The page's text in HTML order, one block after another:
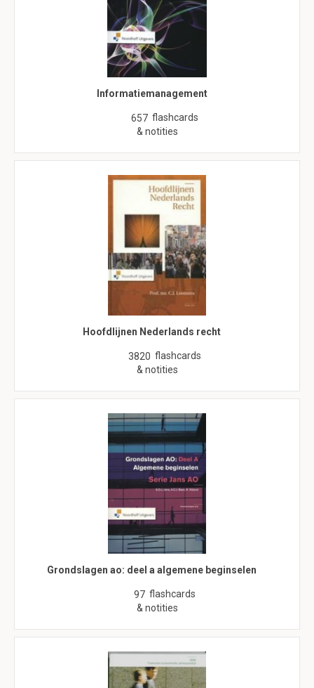
Informatiemanagement
657 flashcards
& notities
Hoofdlijnen Nederlands recht
3820 flashcards
& notities
Grondslagen ao: deel a algemene beginselen
97 flashcards
& notities